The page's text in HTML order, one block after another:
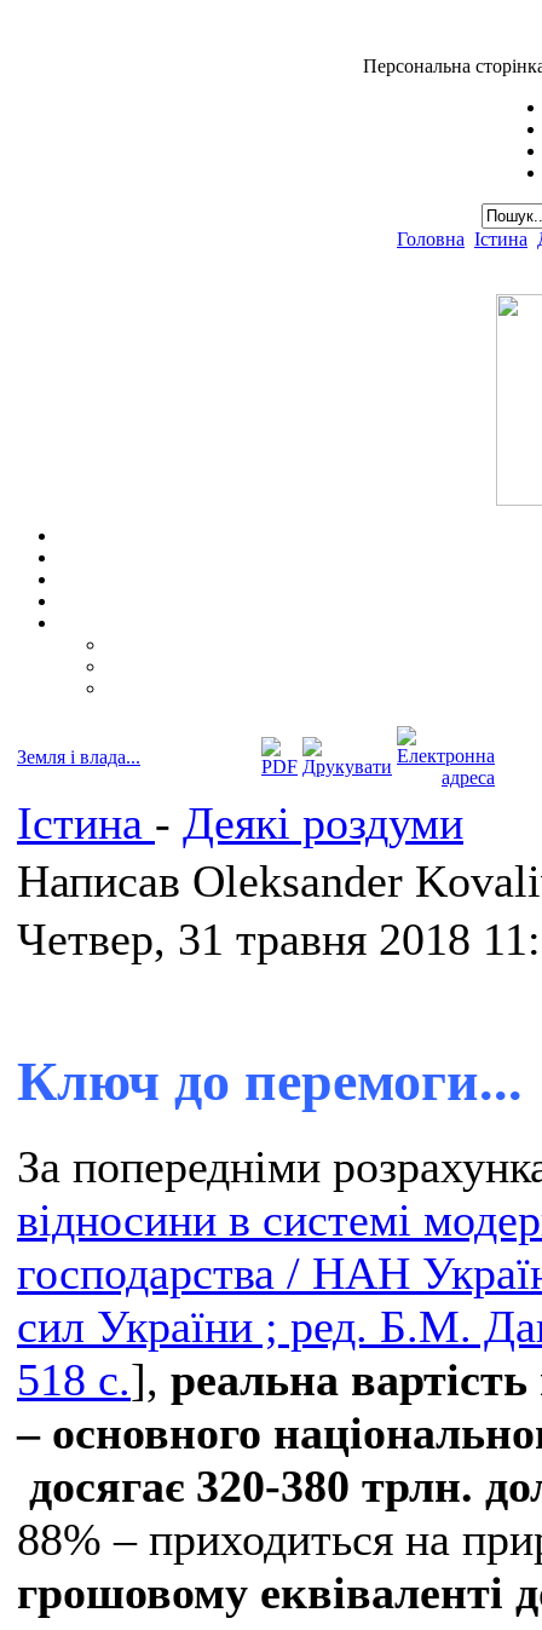
Персональна
Головна Істина
Земля і влада...
Істина - Деякі роздуми
Написав Oleksander
Четвер, 31 травня 2018
Ключ до перемоги...
За попередніми
відносини в системі
господарства / НАН
сил України ; ред. Б.М.
518 с.], реальна
– основного
досягає 320-380 трлн.
88% – приходиться на
грошовому еквіваленті